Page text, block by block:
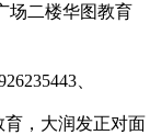
场二楼华图教育
、
育，大润发正对面